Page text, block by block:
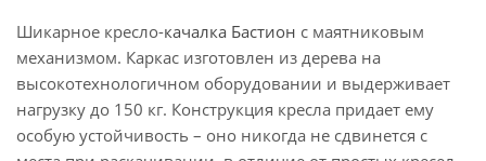
Шикарное кресло-качалка Бастион с маятниковым
механизмом. Каркас изготовлен из дерева на
высокотехнологичном оборудовании и выдерживает
нагрузку до 150 кг. Конструкция кресла придает ему
особую устойчивость – оно никогда не сдвинется с